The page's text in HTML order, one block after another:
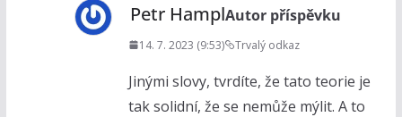
Petr HamplAutor příspěvku
14. 7. 2023 (9:53) Trvalý odkaz
Jinými slovy, tvrdíte, že tato teorie je
tak solidní, že se nemůže mýlit. A to